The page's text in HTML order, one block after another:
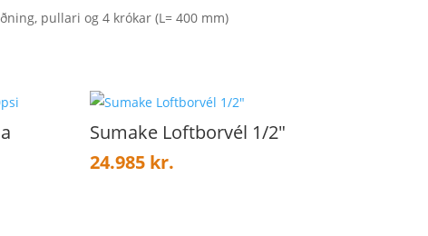
pullari og 4 krókar (L= 400 mm)
Sumake Loftborvél 1/2″
24.985 kr.